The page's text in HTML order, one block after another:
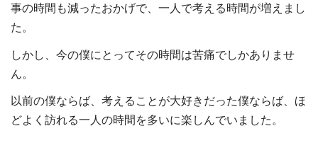
事の時間も減ったおかげで、一人で考える時間が増えまし
た。
しかし、今の僕にとってその時間は苦痛でしかありませ
ん。
以前の僕ならば、考えることが大好きだった僕ならば、ほ
どよく訪れる一人の時間を多いに楽しんでいました。